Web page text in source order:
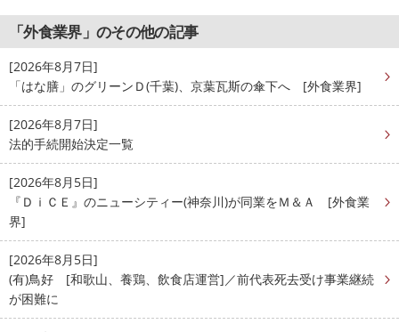
「外食業界」のその他の記事
[2026年8月7日]
「はな膳」のグリーンＤ(千葉)、京葉瓦斯の傘下へ [外食業界]
[2026年8月7日]
法的手続開始決定一覧
[2026年8月5日]
『ＤｉＣＥ』のニューシティー(神奈川)が同業をＭ＆Ａ [外食業
界]
[2026年8月5日]
(有)鳥好 [和歌山、養鶏、飲食店運営]／前代表死去受け事業継続
が困難に